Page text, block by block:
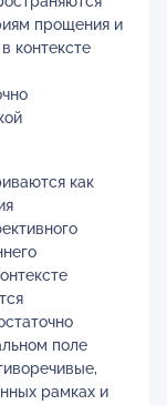
прощения и
контексте
как
поле
рамках и